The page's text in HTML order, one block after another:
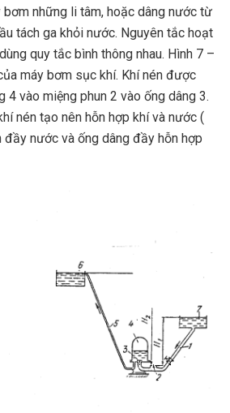
những li tâm, hoặc dâng nước từ
tách ga khỏi nước. Nguyên tắc hoạt
quy tắc bình thông nhau. Hình 7 –
máy bơm sục khí. Khí nén được
4 vào miệng phun 2 vào ống dâng 3.
nén tạo nên hỗn hợp khí và nước (
đầy nước và ống dâng đầy hỗn hợp